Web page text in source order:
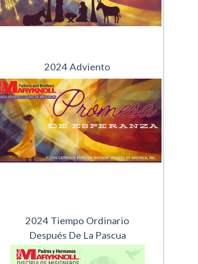
2024 Adviento
2024 Tiempo Ordinario
Después De La Pascua